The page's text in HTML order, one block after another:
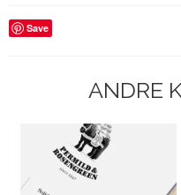
Save
ANDRE